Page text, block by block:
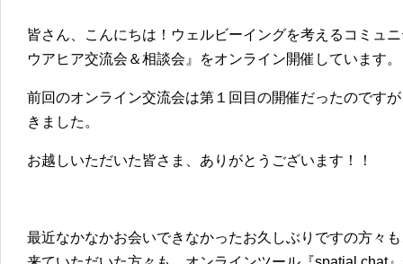
皆さん、こんにちは！ウェルビーイングを考えるコミュ
ウアヒア交流会＆相談会』をオンライン開催しています。
前回のオンライン交流会は第１回目の開催だったのです
きました。
お越しいただいた皆さま、ありがとうございます！！
最近なかなかお会いできなかったお久しぶりですの方々